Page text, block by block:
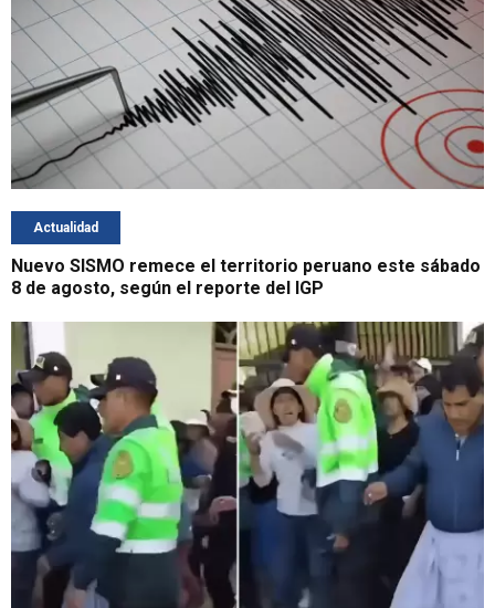
Actualidad
Nuevo SISMO remece el territorio peruano este sábado
8 de agosto, según el reporte del IGP